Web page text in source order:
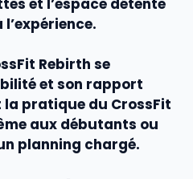
et l’espace détente
Rebirth se
et son rapport
la pratique du CrossFit
aux débutants ou
planning chargé.